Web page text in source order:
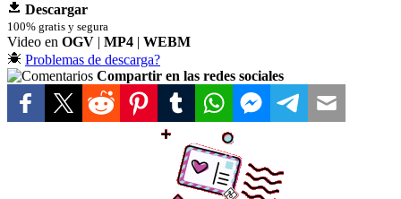
Descargar
100% gratis y segura
Video en OGV | MP4 | WEBM
Problemas de descarga?
Compartir en las redes sociales